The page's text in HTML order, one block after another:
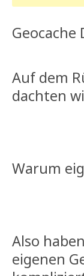
Geocache
Auf dem
dachten
Warum
Also
eigenen